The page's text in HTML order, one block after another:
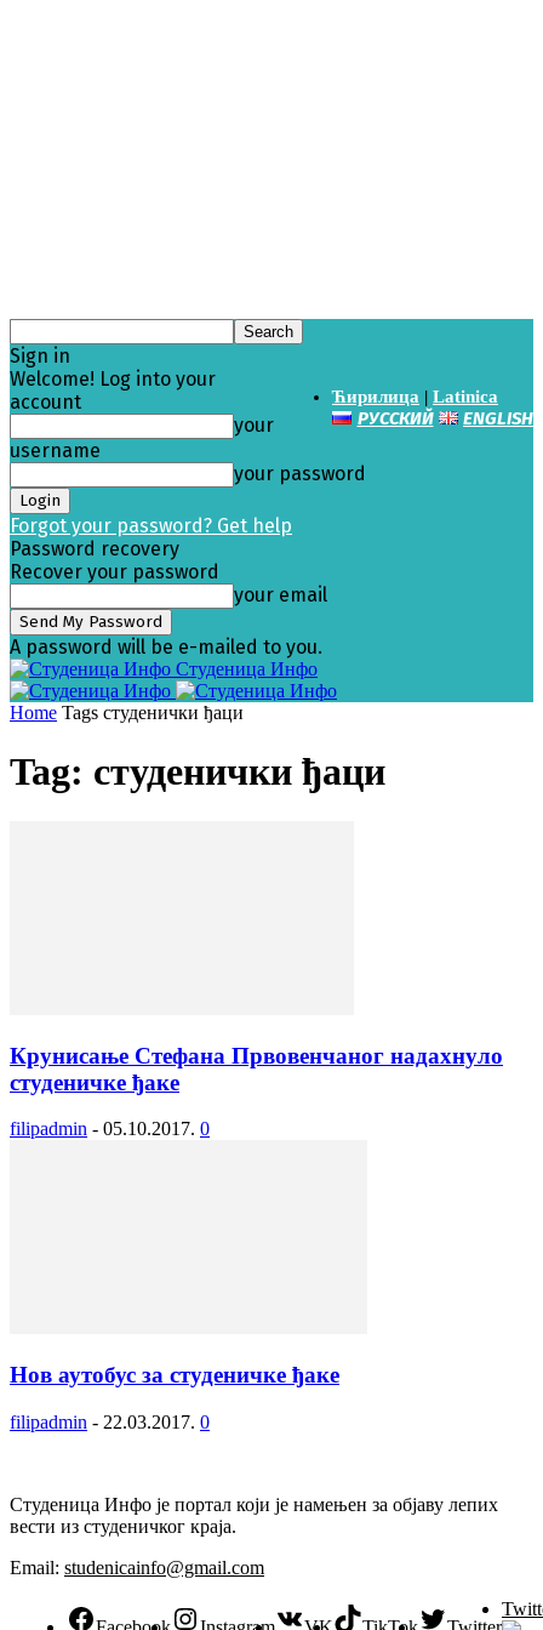
Ћирилица | Latinica
РУССКИЙ ENGLISH
Sign in
Welcome! Log into your
account
your
username
your password
Forgot your password? Get help
Password recovery
Recover your password
your email
A password will be e-mailed to you.
Студеница Инфо
Home Tags студенички ђаци
Tag: студенички ђаци
Крунисање Стефана Првовенчаног надахнуло
студеничке ђаке
filipadmin - 05.10.2017. 0
Нов аутобус за студеничке ђаке
filipadmin - 22.03.2017. 0
Студеница Инфо је портал који је намењен за објaву лепих
вести из студеничког краја.
Email: studenicainfo@gmail.com